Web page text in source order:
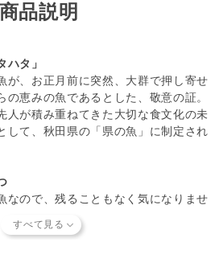
注意】
メール」をお送りする前であれ
イページにてご注文をキャンセル
商品説明
ハタ」
が、お正月前に突然、大群で押し寄せ
の恵みの魚であるとした、敬意の証。
人が積み重ねてきた大切な食文化の未
して、秋田県の「県の魚」に制定され
なので、残ることもなく気になりませ
むほど、うま味がお口に拡がります。